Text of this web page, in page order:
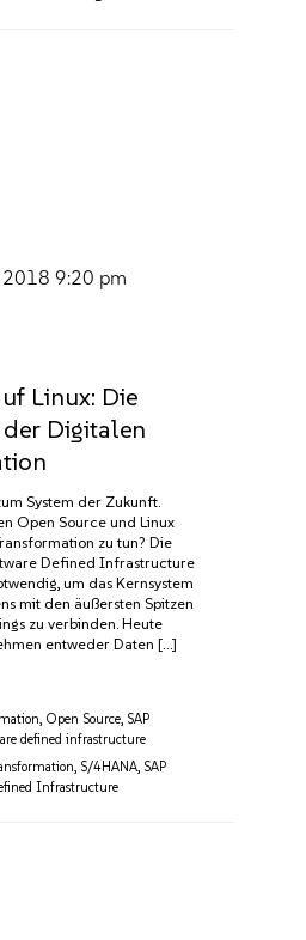
2018 9:20 pm
Linux: Die
Digitalen
System der Zukunft.
Open Source und Linux
zu tun? Die
Defined Infrastructure
um das Kernsystem
mit den äußersten Spitzen
zu verbinden. Heute
entweder Daten […]
, Open Source, SAP
defined infrastructure
, S/4HANA, SAP
Infrastructure